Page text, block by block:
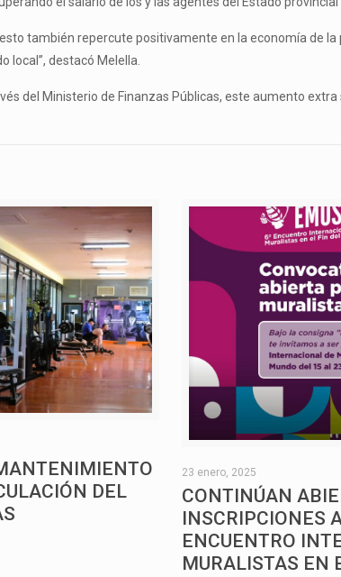
también repercute positivamente en la economía de
local”, destacó Melella.
del Ministerio de Finanzas Públicas, este aumento
DEL
23 enero, 2025
CONTINÚAN
INSCRIPCIONES
ENCUENTRO
MURALISTAS EN